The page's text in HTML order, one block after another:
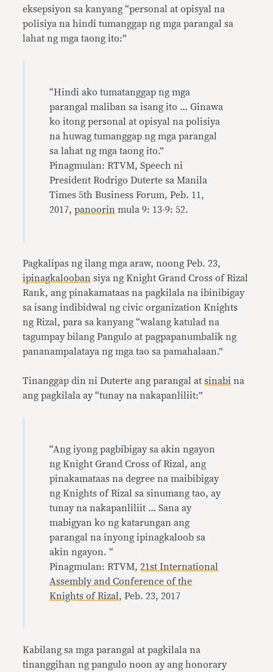
eksepsiyon sa kanyang “personal at opisyal na
polisiya na hindi tumanggap ng mga parangal sa
lahat ng mga taong ito:”
“Hindi ako tumatanggap ng mga
parangal maliban sa isang ito … Ginawa
ko itong personal at opisyal na polisiya
na huwag tumanggap ng mga parangal
sa lahat ng mga taong ito.”
Pinagmulan: RTVM, Speech ni
President Rodrigo Duterte sa Manila
Times 5th Business Forum, Peb. 11,
2017,panoorin mula 9: 13-9: 52.
Pagkalipas ng ilang mga araw, noong Peb. 23,
ipinagkalooban siya ng Knight Grand Cross of Rizal
Rank, ang pinakamataas na pagkilala na ibinibigay
sa isang indibidwal ng civic organization Knights
ng Rizal, para sa kanyang “walang katulad na
tagumpay bilang Pangulo at pagpapanumbalik ng
pananampalataya ng mga tao sa pamahalaan.”
Tinanggap din ni Duterte ang parangal atsinabi na
ang pagkilala ay “tunay na nakapanliliit:”
“Ang iyong pagbibigay sa akin ngayon
ng Knight Grand Cross of Rizal, ang
pinakamataas na degree na maibibigay
ng Knights of Rizal sa sinumang tao, ay
tunay na nakapanliliit … Sana ay
mabigyan ko ng katarungan ang
parangal na inyong ipinagkaloob sa
akin ngayon. “
Pinagmulan: RTVM,21st International
Assembly and Conference of the
Knights of Rizal , Peb. 23, 2017
Kabilang sa mga parangal at pagkilala na
tinanggihan ng pangulo noon ay ang honorary